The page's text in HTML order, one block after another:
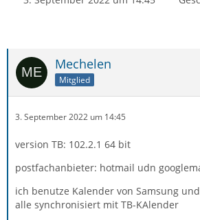
Mechelen
Mitglied
3. September 2022 um 14:45
version TB: 102.2.1 64 bit
postfachanbieter: hotmail udn
ich benutze Kalender von Samsung
alle synchronisiert mit TB-KAlender